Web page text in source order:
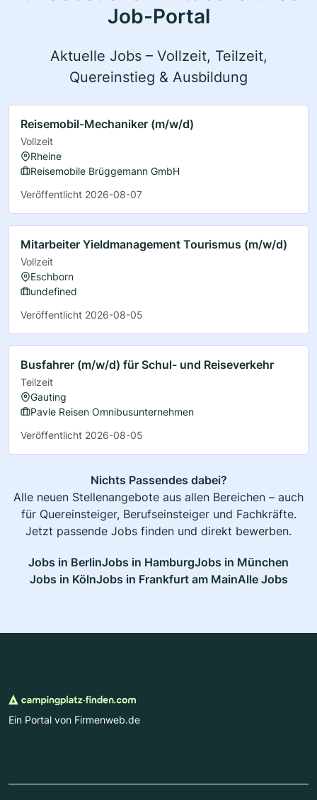
Job-Portal
Aktuelle Jobs – Vollzeit, Teilzeit,
Quereinstieg & Ausbildung
Reisemobil-Mechaniker (m/w/d)
Vollzeit
Rheine
Reisemobile Brüggemann GmbH
Veröffentlicht 2026-08-07
Mitarbeiter Yieldmanagement Tourismus (m/w/d)
Vollzeit
Eschborn
undefined
Veröffentlicht 2026-08-05
Busfahrer (m/w/d) für Schul- und Reiseverkehr
Teilzeit
Gauting
Pavle Reisen Omnibusunternehmen
Veröffentlicht 2026-08-05
Nichts Passendes dabei?
Alle neuen Stellenangebote aus allen Bereichen – auch
für Quereinsteiger, Berufseinsteiger und Fachkräfte.
Jetzt passende Jobs finden und direkt bewerben.
Jobs in BerlinJobs in HamburgJobs in München
Jobs in KölnJobs in Frankfurt am MainAlle Jobs
Ein Portal von Firmenweb.de